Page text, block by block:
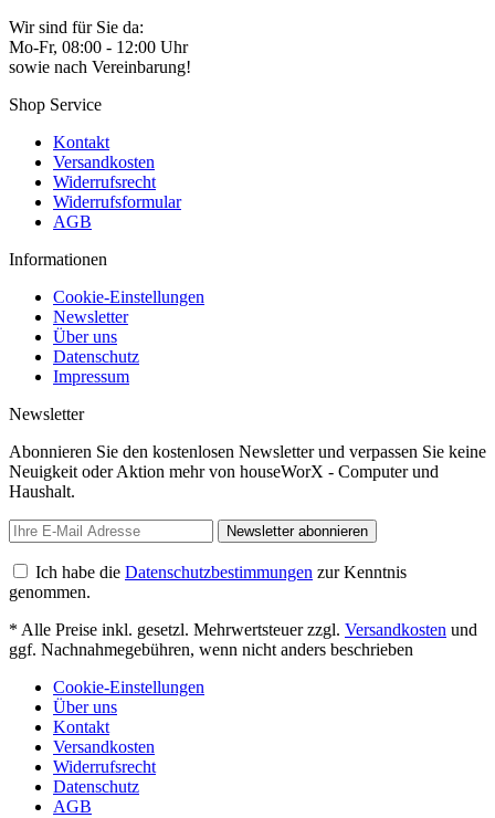
Wir sind für Sie da:
Mo-Fr, 08:00 - 12:00 Uhr
sowie nach Vereinbarung!
Shop Service
Kontakt
Versandkosten
Widerrufsrecht
Widerrufsformular
AGB
Informationen
Cookie-Einstellungen
Newsletter
Über uns
Datenschutz
Impressum
Newsletter
Abonnieren Sie den kostenlosen Newsletter und verpassen Sie keine
Neuigkeit oder Aktion mehr von houseWorX - Computer und
Haushalt.
Newsletter abonnieren
Ich habe die Datenschutzbestimmungen zur Kenntnis
genommen.
* Alle Preise inkl. gesetzl. Mehrwertsteuer zzgl. Versandkosten und
ggf. Nachnahmegebühren, wenn nicht anders beschrieben
Cookie-Einstellungen
Über uns
Kontakt
Versandkosten
Widerrufsrecht
Datenschutz
AGB